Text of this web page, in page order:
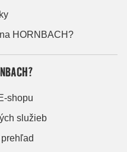
HORNBACH?
shopu
služieb